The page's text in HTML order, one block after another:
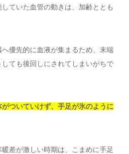
ていた血管の動きは、加齢ととも
優先的に血液が集まるため、末端
ても後回しにされてしまいがちで
ついていけず、手足が氷のように
差が激しい時期は、こまめに手足